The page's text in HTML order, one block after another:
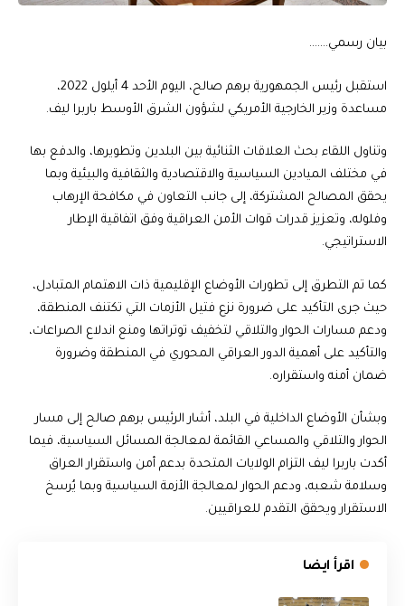
بيان رسمي…….
استقبل رئيس الجمهورية برهم صالح، اليوم الأحد 4 أيلول 2022،
مساعدة وزير الخارجية الأمريكي لشؤون الشرق الأوسط باربرا ليف.
وتناول اللقاء بحث العلاقات الثنائية بين البلدين وتطويرها، والدفع بها
في مختلف الميادين السياسية والاقتصادية والثقافية والبيئية وبما
يحقق المصالح المشتركة، إلى جانب التعاون في مكافحة الإرهاب
وفلوله، وتعزيز قدرات قوات الأمن العراقية وفق اتفاقية الإطار
الاستراتيجي.
كما تم التطرق إلى تطورات الأوضاع الإقليمية ذات الاهتمام المتبادل،
حيث جرى التأكيد على ضرورة نزع فتيل الأزمات التي تكتنف المنطقة،
ودعم مسارات الحوار والتلاقي لتخفيف توتراتها ومنع اندلاع الصراعات،
والتأكيد على أهمية الدور العراقي المحوري في المنطقة وضرورة
ضمان أمنه واستقراره.
وبشأن الأوضاع الداخلية في البلد، أشار الرئيس برهم صالح إلى مسار
الحوار والتلاقي والمساعي القائمة لمعالجة المسائل السياسية، فيما
أكدت باربرا ليف التزام الولايات المتحدة بدعم أمن واستقرار العراق
وسلامة شعبه، ودعم الحوار لمعالجة الأزمة السياسية وبما يُرسخ
الاستقرار ويحقق التقدم للعراقيين.
اقرأ ايضا